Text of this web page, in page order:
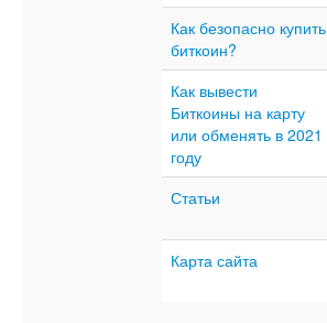
Как безопасно купить
биткоин?
Как вывести
Биткоины на карту
или обменять в 2021
году
Статьи
Карта сайта